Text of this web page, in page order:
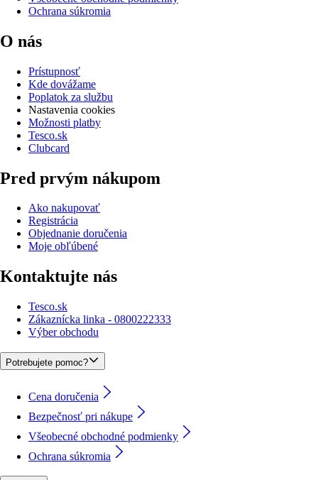
Ochrana súkromia
O nás
Prístupnosť
Kde dovážame
Poplatok za službu
Nastavenia cookies
Možnosti platby
Tesco.sk
Clubcard
Pred prvým nákupom
Ako nakupovať
Registrácia
Objednanie doručenia
Moje obľúbené
Kontaktujte nás
Tesco.sk
Zákaznícka linka - 0800222333
Výber obchodu
Potrebujete pomoc?
Cena doručenia
Bezpečnosť pri nákupe
Všeobecné obchodné podmienky
Ochrana súkromia